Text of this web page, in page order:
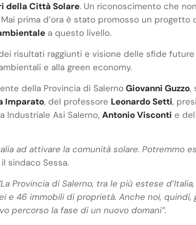
della Città Solare. Un riconoscimento che
prima d’ora è stato promosso un progetto
a questo livello.
risultati raggiunti e visione delle sfide future
e alla green economy.
della Provincia di SalernoGiovanni Guzzo,
Imparato, del professore Leonardo Setti,
Industriale Asi Salerno, Antonio Visconti e
ad attivare la comunità solare. Potremmo
sindaco Sessa.
Provincia di Salerno, tra le più estese
e 46 immobili di proprietà. Anche noi, quindi,
percorso la fase di un nuovo domani”.